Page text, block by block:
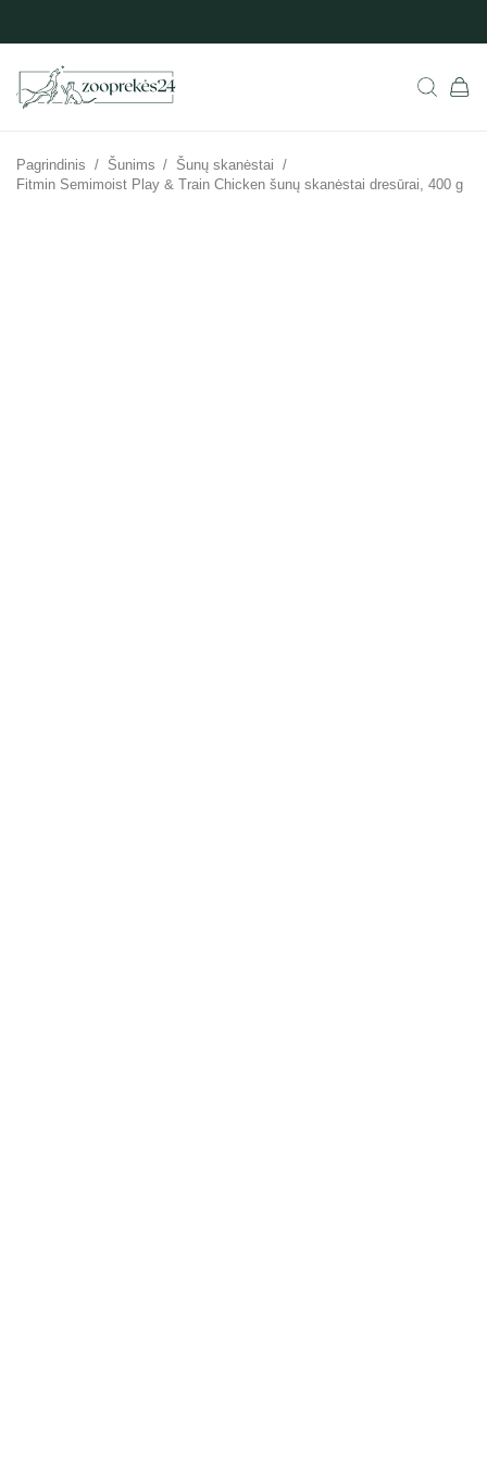
Pagrindinis / Šunims / Šunų skanėstai /
Fitmin Semimoist Play & Train Chicken šunų skanėstai dresūrai, 400 g